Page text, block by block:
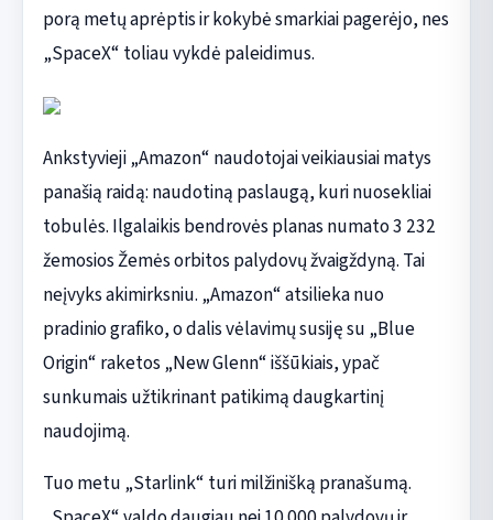
porą metų aprėptis ir kokybė smarkiai pagerėjo, nes
„SpaceX“ toliau vykdė paleidimus.
Ankstyvieji „Amazon“ naudotojai veikiausiai matys
panašią raidą: naudotiną paslaugą, kuri nuosekliai
tobulės. Ilgalaikis bendrovės planas numato 3 232
žemosios Žemės orbitos palydovų žvaigždyną. Tai
neįvyks akimirksniu. „Amazon“ atsilieka nuo
pradinio grafiko, o dalis vėlavimų susiję su „Blue
Origin“ raketos „New Glenn“ iššūkiais, ypač
sunkumais užtikrinant patikimą daugkartinį
naudojimą.
Tuo metu „Starlink“ turi milžinišką pranašumą.